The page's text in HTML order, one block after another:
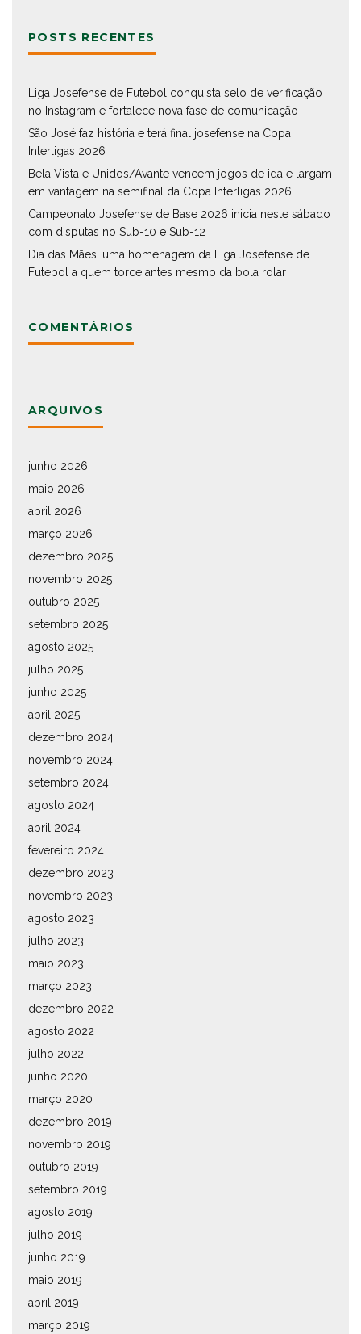
POSTS RECENTES
Liga Josefense de Futebol conquista selo de verificação
no Instagram e fortalece nova fase de comunicação
São José faz história e terá final josefense na Copa
Interligas 2026
Bela Vista e Unidos/Avante vencem jogos de ida e largam
em vantagem na semifinal da Copa Interligas 2026
Campeonato Josefense de Base 2026 inicia neste sábado
com disputas no Sub-10 e Sub-12
Dia das Mães: uma homenagem da Liga Josefense de
Futebol a quem torce antes mesmo da bola rolar
COMENTÁRIOS
ARQUIVOS
junho 2026
maio 2026
abril 2026
março 2026
dezembro 2025
novembro 2025
outubro 2025
setembro 2025
agosto 2025
julho 2025
junho 2025
abril 2025
dezembro 2024
novembro 2024
setembro 2024
agosto 2024
abril 2024
fevereiro 2024
dezembro 2023
novembro 2023
agosto 2023
julho 2023
maio 2023
março 2023
dezembro 2022
agosto 2022
julho 2022
junho 2020
março 2020
dezembro 2019
novembro 2019
outubro 2019
setembro 2019
agosto 2019
julho 2019
junho 2019
maio 2019
abril 2019
março 2019